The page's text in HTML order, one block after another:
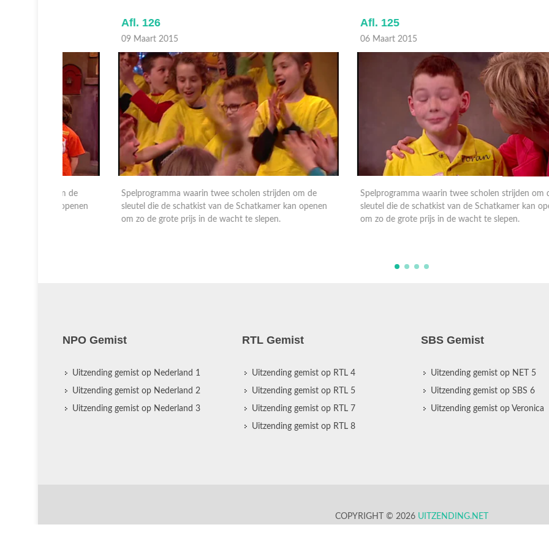
09 Maart 2015
Spelprogramma waarin twee scholen strijden om de
sleutel die de schatkist van de Schatkamer kan openen
om zo de grote prijs in de wacht te slepen.
06 Maart 2015
Spelprogramma waarin twee scholen strijden om de
sleutel die de schatkist van de Schatkamer kan openen
om zo de grote prijs in de wacht te slepen.
NPO Gemist
Uitzending gemist op Nederland 1
Uitzending gemist op Nederland 2
Uitzending gemist op Nederland 3
RTL Gemist
Uitzending gemist op RTL 4
Uitzending gemist op RTL 5
Uitzending gemist op RTL 7
Uitzending gemist op RTL 8
SBS Gemist
Uitzending gemist op NET 5
Uitzending gemist op SBS 6
Uitzending gemist op Veronica
COPYRIGHT © 2026 UITZENDING.NET